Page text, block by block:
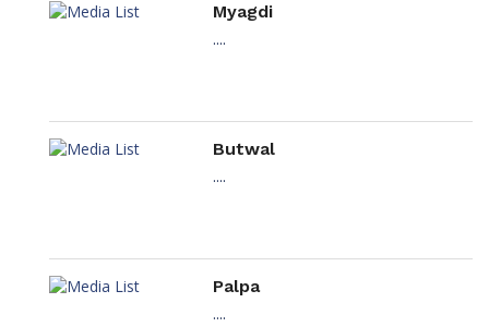
Myagdi
....
Butwal
....
Palpa
....